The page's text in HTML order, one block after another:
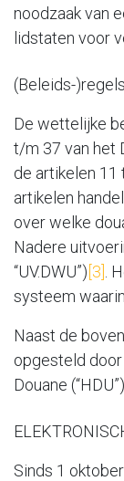
noodzaak van
lidstaten voor
(Beleids-)regels
De wettelijke
t/m 37 van het
de artikelen 11
artikelen
over welke
Nadere
“UV.DWU”) [3]
.
systeem
Naast de
opgesteld
Douane
Sinds 1